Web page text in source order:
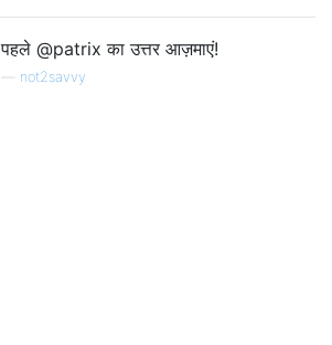
पहले @patrix का उत्तर आज़माएं!
not2savvy